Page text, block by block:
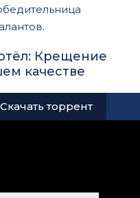
Крещение
качестве
Скачать торрент